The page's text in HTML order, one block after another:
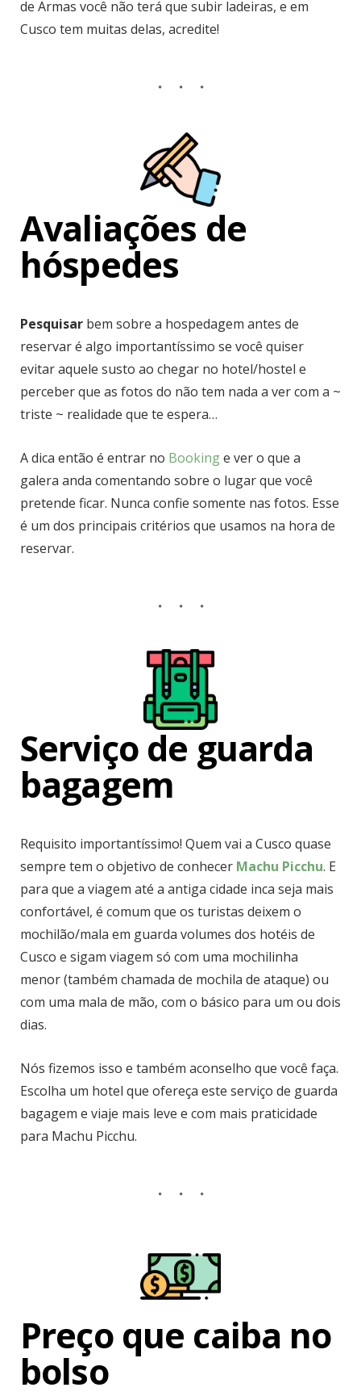
de Armas você não terá que subir ladeiras, e em
Cusco tem muitas delas, acredite!
Avaliações de
hóspedes
Pesquisar bem sobre a hospedagem antes de
reservar é algo importantíssimo se você quiser
evitar aquele susto ao chegar no hotel/hostel e
perceber que as fotos do não tem nada a ver com a ~
triste ~ realidade que te espera…
A dica então é entrar no Bookinge ver o que a
galera anda comentando sobre o lugar que você
pretende ficar. Nunca confie somente nas fotos. Esse
é um dos principais critérios que usamos na hora de
reservar.
Serviço de guarda
bagagem
Requisito importantíssimo! Quem vai a Cusco quase
sempre tem o objetivo de conhecer Machu Picchu. E
para que a viagem até a antiga cidade inca seja mais
confortável, é comum que os turistas deixem o
mochilão/mala em guarda volumes dos hotéis de
Cusco e sigam viagem só com uma mochilinha
menor (também chamada de mochila de ataque) ou
com uma mala de mão, com o básico para um ou dois
dias.
Nós fizemos isso e também aconselho que você faça.
Escolha um hotel que ofereça este serviço de guarda
bagagem e viaje mais leve e com mais praticidade
para Machu Picchu.
Preço que caiba no
bolso